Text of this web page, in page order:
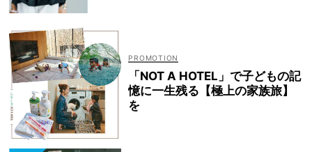
「NOT A HOTEL」で子どもの記
憶に一生残る【極上の家族旅】
を